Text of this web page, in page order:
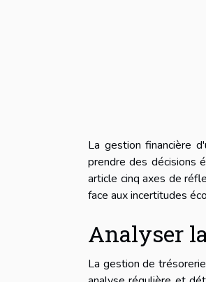
La gestion financière
prendre des décisions
article cinq axes de
face aux incertitudes
Analyser
La gestion de